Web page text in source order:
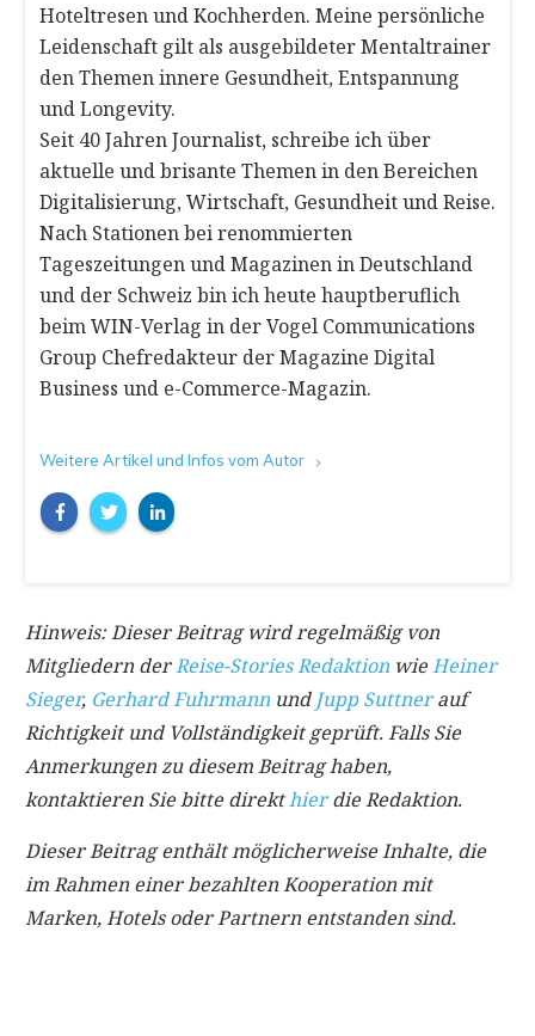
Hoteltresen und Kochherden. Meine persönliche
Leidenschaft gilt als ausgebildeter Mentaltrainer
den Themen innere Gesundheit, Entspannung
und Longevity.
Seit 40 Jahren Journalist, schreibe ich über
aktuelle und brisante Themen in den Bereichen
Digitalisierung, Wirtschaft, Gesundheit und Reise.
Nach Stationen bei renommierten
Tageszeitungen und Magazinen in Deutschland
und der Schweiz bin ich heute hauptberuflich
beim WIN-Verlag in der Vogel Communications
Group Chefredakteur der Magazine Digital
Business und e-Commerce-Magazin.
Weitere Artikel und Infos vom Autor
Hinweis: Dieser Beitrag wird regelmäßig von
Mitgliedern derReise-Stories Redaktion wieHeiner
Sieger, Gerhard Fuhrmann und Jupp Suttnerauf
Richtigkeit und Vollständigkeit geprüft. Falls Sie
Anmerkungen zu diesem Beitrag haben,
kontaktieren Sie bitte direkthierdie Redaktion.
Dieser Beitrag enthält möglicherweise Inhalte, die
im Rahmen einer bezahlten Kooperation mit
Marken, Hotels oder Partnern entstanden sind.